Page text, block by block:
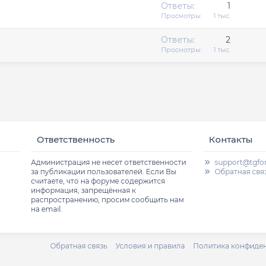
Ответы 1
Просмотры 1 тыс.
Ответы 2
Просмотры 1 тыс.
Ответственность
Администрация не несет ответственности
за публикации пользователей. Если Вы
считаете, что на форуме содержится
информация, запрещённая к
распространению, просим сообщить нам
на email.
Контакты
Обратная
Обратная связь Условия и правила Политика